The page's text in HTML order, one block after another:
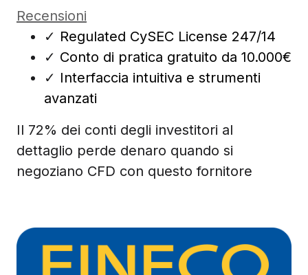
Recensioni
✓ Regulated CySEC License 247/14
✓ Conto di pratica gratuito da 10.000€
✓ Interfaccia intuitiva e strumenti
avanzati
Il 72% dei conti degli investitori al
dettaglio perde denaro quando si
negoziano CFD con questo fornitore